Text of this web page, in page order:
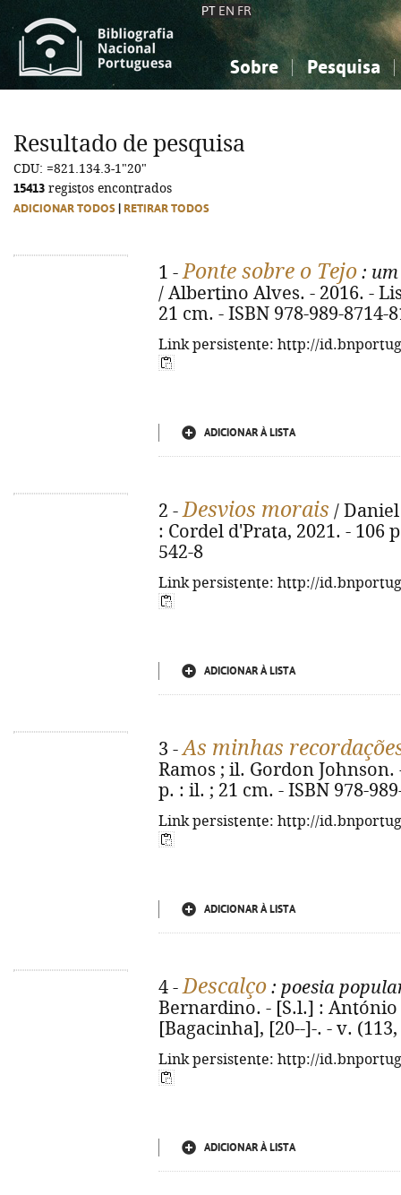
PT EN FR
Sobre Pesquisa
Ciências sociais...
Ciências sociais...
Resultado de pesquisa
CDU: =821.134.3-1"20"
15413 registos encontrados
ADICIONAR TODOS RETIRAR TODOS
1 -Ponte sobre o Tejo :
/ Albertino Alves. - 2016. -
21 cm. - ISBN 978-989-8714-
Link persistente: http://
ADICIONAR À LISTA
2 -Desvios morais /
: Cordel d'Prata, 2021. - 106
542-8
Link persistente: http://
ADICIONAR À LISTA
3 -As minhas
Ramos ; il. Gordon Johnson.
p. : il. ; 21 cm. - ISBN 978-
Link persistente: http://
ADICIONAR À LISTA
4 -Descalço : poesia
Bernardino. - [S.l.] :
[Bagacinha], [20--]-. - v.
Link persistente: http://
ADICIONAR À LISTA